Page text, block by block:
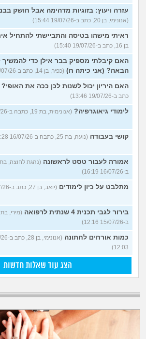
עזרה ויעוץ: בזוגיות מדהימה אבל חושק
(אנונימי, בן 20, כתב ב-19/07/26 15:44)
ראיתי מישהו בטיסה והתביישתי להתחיל
בן 16, כתב ב-19/07/26 15:40)
האם קיבלתי מספיק בבר אילן כדי להמשיך
הבאה? (אני כיתה ח) (כפיר, בן 14, כתב ב-19/07/26 13:57)
האם היריון יכול לשנות לכן ככה את האופי?
כתב ב-19/07/26 13:46)
לימודי גיאוגרפיה? (אנונימית, בת 19, כתבה ב-19/07/26 13:37)
קושי בעבודה (נועה, בת 25, כתבה ב-16/07/26 16:28)
אמורה לעבור טסט לראשונה
ב-16/07/26 16:19)
מתלבט על כיון לימודים (יואב, בן 27, כתב ב-16/07/26 16:10)
בירור לגבי תכנית 4 שנתית לרפואה
ב-15/07/26 12:16)
כמות אורחים לחתונה
12:03)
הצג עוד שאלות חדשות